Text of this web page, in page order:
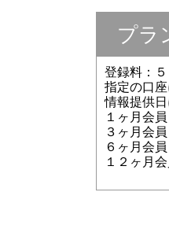
プラ
登録料：５
指定の口
情報提供
１ヶ月会
３ヶ月会
６ヶ月会
１２ヶ月